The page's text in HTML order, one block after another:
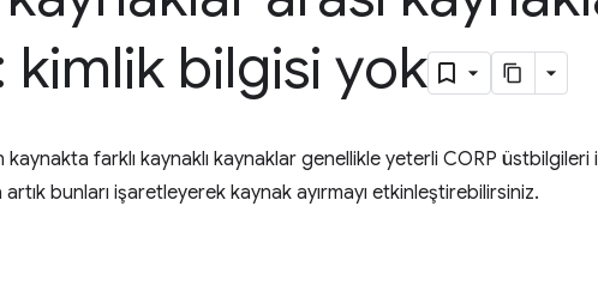
kimlik bilgisi yok
farklı kaynaklı kaynaklar genellikle yeterli CORP üstbilgileri
bunları işaretleyerek kaynak ayırmayı etkinleştirebilirsiniz.